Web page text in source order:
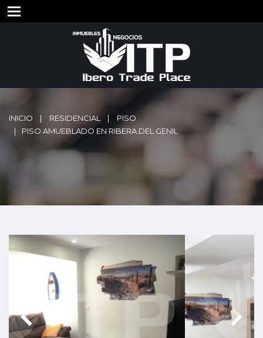
INICIO RESIDENCIAL
PISO
PISO AMUEBLADO EN RIBERA DEL GENIL